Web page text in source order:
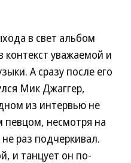
в свет альбом
контекст уважаемой и
А сразу после его
Мик Джаггер,
из интервью не
певцом, несмотря на
раз подчеркивал.
и танцует он по-